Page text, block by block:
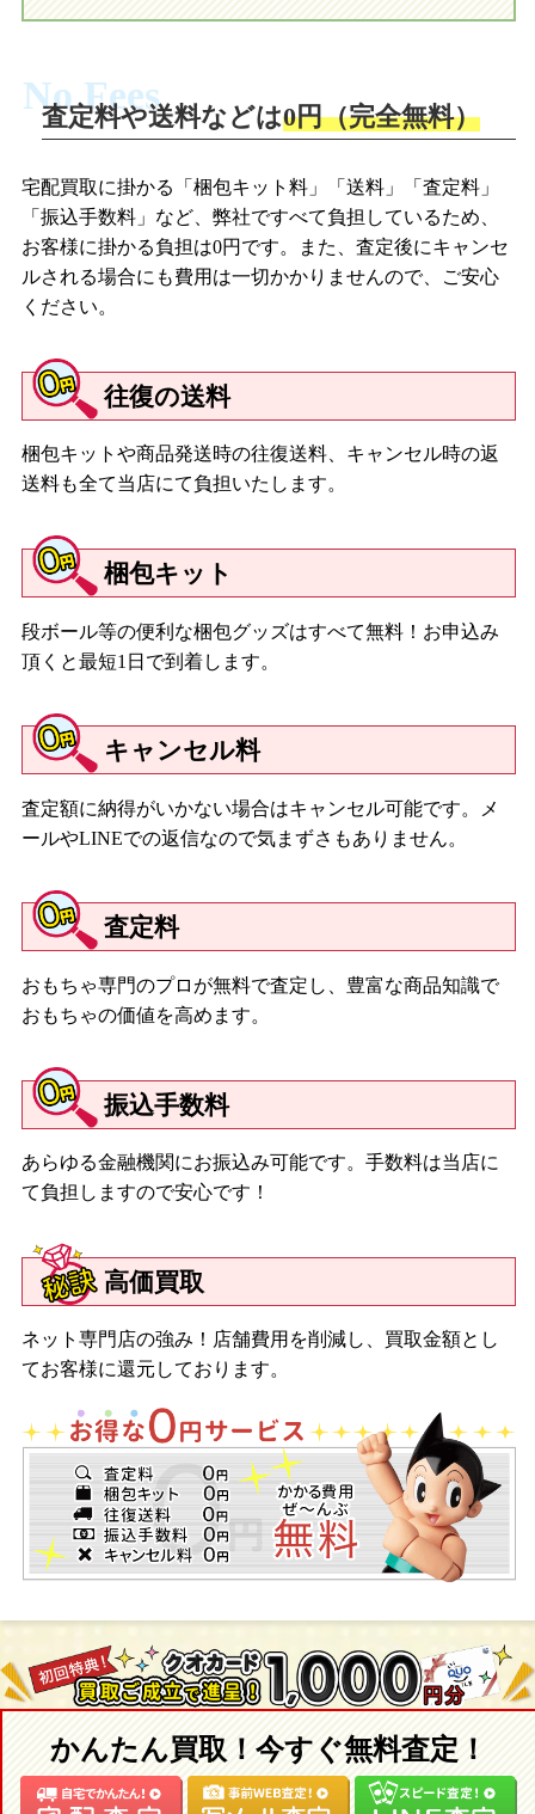
No Fees
査定料や送料などは0円（完全無料）
宅配買取に掛かる「梱包キット料」「送料」「査定料」
「振込手数料」など、弊社ですべて負担しているため、
お客様に掛かる負担は0円です。また、査定後にキャンセ
ルされる場合にも費用は一切かかりませんので、ご安心
ください。
往復の送料
梱包キットや商品発送時の往復送料、キャンセル時の返
送料も全て当店にて負担いたします。
梱包キット
段ボール等の便利な梱包グッズはすべて無料！お申込み
頂くと最短1日で到着します。
キャンセル料
査定額に納得がいかない場合はキャンセル可能です。メ
ールやLINEでの返信なので気まずさもありません。
査定料
おもちゃ専門のプロが無料で査定し、豊富な商品知識で
おもちゃの価値を高めます。
振込手数料
あらゆる金融機関にお振込み可能です。手数料は当店に
て負担しますので安心です！
高価買取
ネット専門店の強み！店舗費用を削減し、買取金額とし
てお客様に還元しております。
かんたん買取！今すぐ無料査定！